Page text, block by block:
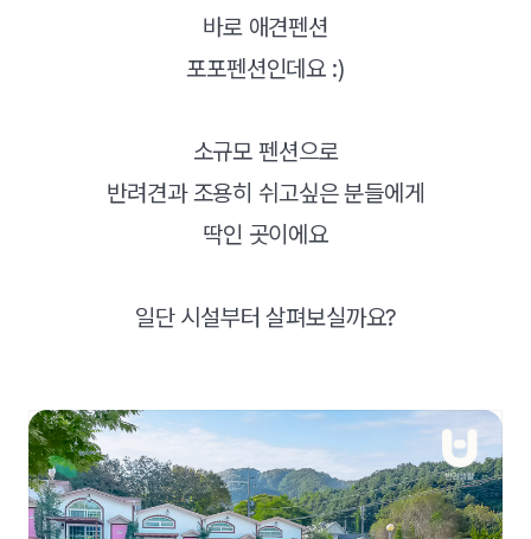
바로 애견펜션
포포펜션인데요 :)
소규모 펜션으로
반려견과 조용히 쉬고싶은 분들에게
딱인 곳이에요
일단 시설부터 살펴보실까요?